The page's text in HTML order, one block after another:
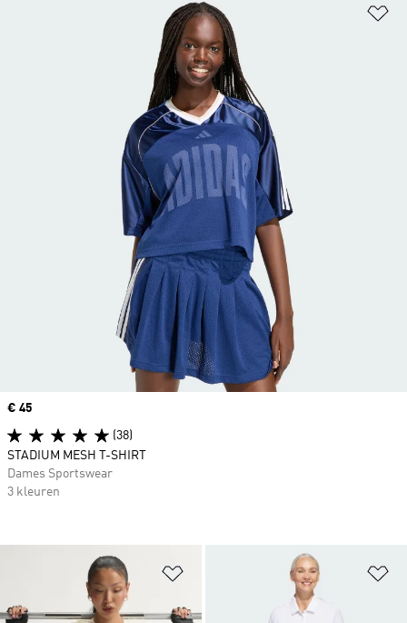
Op verlanglijst zetten
Price
€ 45
(38)
STADIUM MESH T-SHIRT
Dames Sportswear
3 kleuren